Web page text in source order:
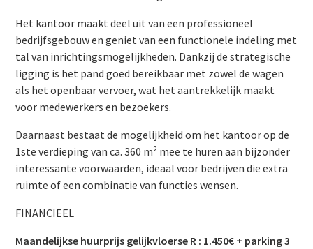
Het kantoor maakt deel uit van een professioneel
bedrijfsgebouw en geniet van een functionele indeling met
tal van inrichtingsmogelijkheden. Dankzij de strategische
ligging is het pand goed bereikbaar met zowel de wagen
als het openbaar vervoer, wat het aantrekkelijk maakt
voor medewerkers en bezoekers.
Daarnaast bestaat de mogelijkheid om het kantoor op de
1ste verdieping van ca. 360 m² mee te huren aan bijzonder
interessante voorwaarden, ideaal voor bedrijven die extra
ruimte of een combinatie van functies wensen.
FINANCIEEL
Maandelijkse huurprijs gelijkvloerse R : 1.450€ + parking 3